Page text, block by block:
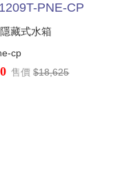
PNE-CP
藏式水箱
cp
售價 $18,625